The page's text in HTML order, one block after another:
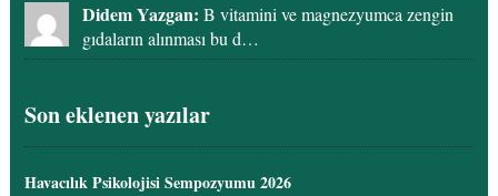
Didem Yazgan: B vitamini ve magnezyumca zengin
gıdaların alınması bu d…
Son eklenen yazılar
Havacılık Psikolojisi Sempozyumu 2026